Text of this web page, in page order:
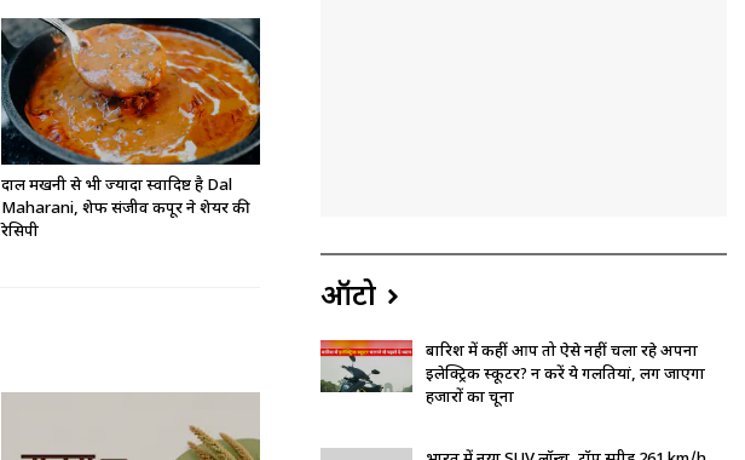
दाल मखनी से भी ज्यादा स्वादिष्ट है Dal
Maharani, शेफ संजीव कपूर ने शेयर की
रेसिपी
ऑटो
बारिश में कहीं आप तो ऐसे नहीं चला रहे अपना
इलेक्ट्रिक स्कूटर? न करें ये गलतियां, लग जाएगा
हजारों का चूना